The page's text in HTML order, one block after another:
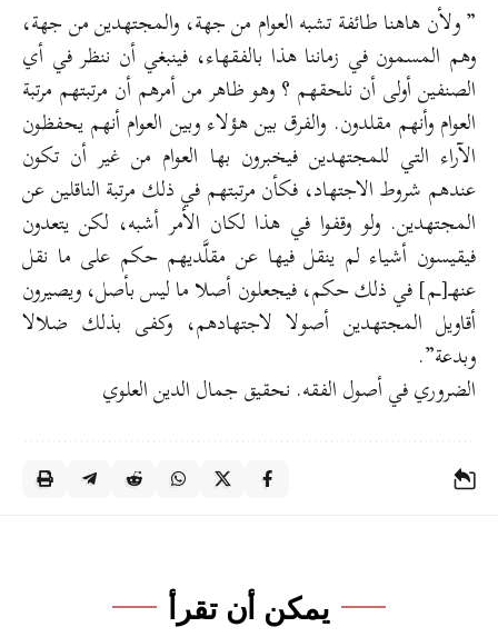
” ولأن هاهنا طائفة تشبه العوام من جهة، والمجتهدين من جهة،
وهم المسمون في زماننا هذا بالفقهاء، فينبغي أن ننظر في أي
الصنفين أولى أن نلحقهم ؟ وهو ظاهر من أمرهم أن مرتبتهم مرتبة
العوام وأنهم مقلدون. والفرق بين هؤلاء وبين العوام أنهم يحفظون
الآراء التي للمجتهدين فيخبرون بها العوام من غير أن تكون
عندهم شروط الاجتهاد، فكأن مرتبتهم في ذلك مرتبة الناقلين عن
المجتهدين. ولو وقفوا في هذا لكان الأمر أشبه، لكن يتعدون
فيقيسون أشياء لم ينقل فيها عن مقلَّديهم حكم على ما نقل
عنهـ[ـم] في ذلك حكم، فيجعلون أصلا ما ليس بأصل، ويصيرون
أقاويل المجتهدين أصولا لاجتهادهم، وكفى بذلك ضلالا
وبدعة”.
الضروري في أصول الفقه. نحقيق جمال الدين العلوي
يمكن أن تقرأ